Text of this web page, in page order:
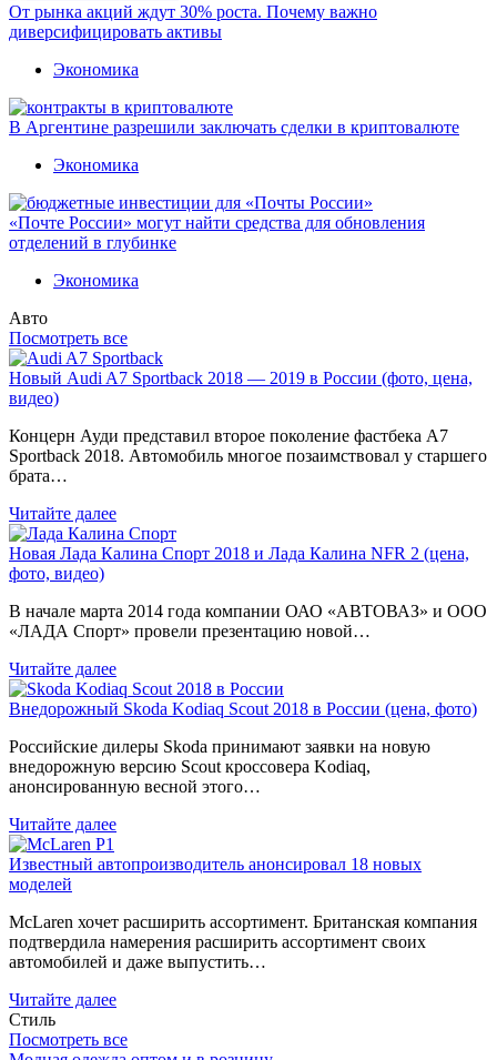
От рынка акций ждут 30% роста. Почему важно
диверсифицировать активы
Экономика
В Аргентине разрешили заключать сделки в криптовалюте
Экономика
«Почте России» могут найти средства для обновления
отделений в глубинке
Экономика
Авто
Посмотреть все
Новый Audi A7 Sportback 2018 — 2019 в России (фото, цена,
видео)
Концерн Ауди представил второе поколение фастбека A7
Sportback 2018. Автомобиль многое позаимствовал у старшего
брата…
Читайте далее
Новая Лада Калина Спорт 2018 и Лада Калина NFR 2 (цена,
фото, видео)
В начале марта 2014 года компании ОАО «АВТОВАЗ» и ООО
«ЛАДА Спорт» провели презентацию новой…
Читайте далее
Внедорожный Skoda Kodiaq Scout 2018 в России (цена, фото)
Российские дилеры Skoda принимают заявки на новую
внедорожную версию Scout кроссовера Kodiaq,
анонсированную весной этого…
Читайте далее
Известный автопроизводитель анонсировал 18 новых
моделей
McLaren хочет расширить ассортимент. Британская компания
подтвердила намерения расширить ассортимент своих
автомобилей и даже выпустить…
Читайте далее
Стиль
Посмотреть все